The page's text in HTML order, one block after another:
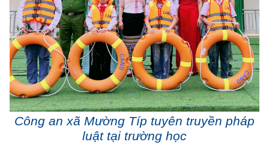
Công an xã Mường Típ tuyên truyền pháp
luật tại trường học